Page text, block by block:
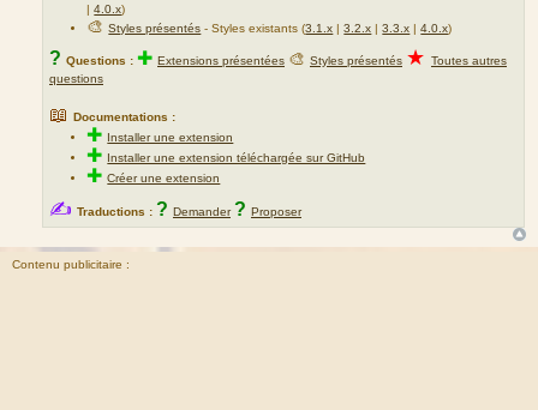
|4.0.x)
🎨Styles présentés - Styles existants (3.1.x |3.2.x |3.3.x |4.0.x)
? Questions : ✚ Extensions présentées 🎨 Styles présentés ★ Toutes autres
questions
📖 Documentations :
✚ Installer une extension
✚ Installer une extension téléchargée sur GitHub
✚Créer une extension
✍ Traductions : ? Demander ? Proposer
Contenu publicitaire :